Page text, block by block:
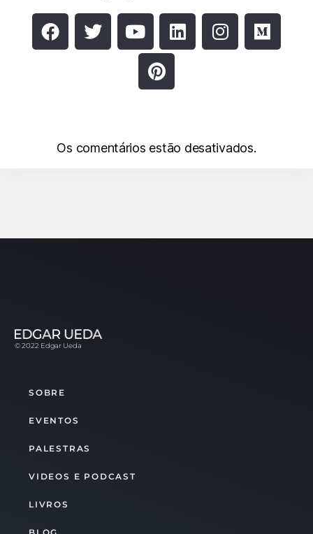
Os comentários estão desativados.
© 2022 Edgar Ueda
SOBRE
EVENTOS
PALESTRAS
VIDEOS E PODCAST
LIVROS